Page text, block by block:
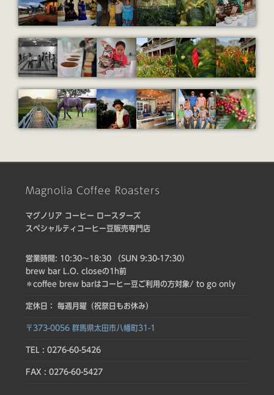
Magnolia Coffee Roasters
マグノリア コーヒー ロースターズ
スペシャルティコーヒー豆販売専門店
営業時間: 10:30〜18:30 （SUN 9:30-17:30）
brew bar L.O. closeの1h前
＊coffee brew barはコーヒー豆ご利用の方対象/ to go only
定休日： 毎週月曜（祝祭日もお休み）
〒373-0056 群馬県太田市八幡町31-1
TEL : 0276-60-5426
FAX : 0276-60-5427